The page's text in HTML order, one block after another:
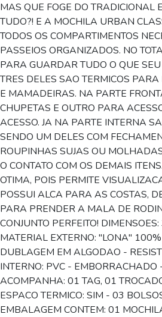
MAS QUE FOGE DO TRADICIONAL
TUDO?! E A MOCHILA URBAN
TODOS OS COMPARTIMENTOS
PASSEIOS ORGANIZADOS. NO
PARA GUARDAR TUDO O QUE
TRES DELES SAO TERMICOS
E MAMADEIRAS. NA PARTE
CHUPETAS E OUTRO PARA
ACESSO. JA NA PARTE INTERNA
SENDO UM DELES COM
ROUPINHAS SUJAS OU
O CONTATO COM OS DEMAIS
OTIMA, POIS PERMITE
POSSUI ALCA PARA AS COSTAS,
PARA PRENDER A MALA DE
CONJUNTO PERFEITO!
MATERIAL EXTERNO: "LONA"
DUBLAGEM EM ALGODAO -
INTERNO: PVC - EMBORRACHADO
ACOMPANHA: 01 TAG, 01
ESPACO TERMICO: SIM - 03
EMBALAGEM CONTEM: 01